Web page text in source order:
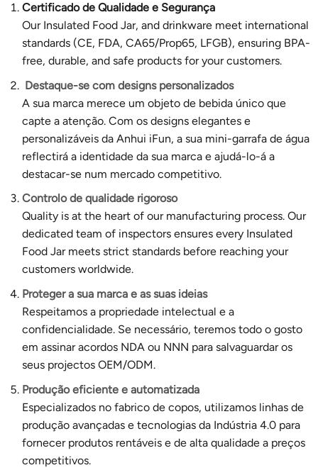
Certificado de Qualidade e Segurança
Our Insulated Food Jar, and drinkware meet international
standards (CE, FDA, CA65/Prop65, LFGB), ensuring BPA-
free, durable, and safe products for your customers.
Destaque-se com designs personalizados
A sua marca merece um objeto de bebida único que
capte a atenção. Com os designs elegantes e
personalizáveis da Anhui iFun, a sua mini-garrafa de água
reflectirá a identidade da sua marca e ajudá-lo-á a
destacar-se num mercado competitivo.
Controlo de qualidade rigoroso
Quality is at the heart of our manufacturing process. Our
dedicated team of inspectors ensures every Insulated
Food Jar meets strict standards before reaching your
customers worldwide.
Proteger a sua marca e as suas ideias
Respeitamos a propriedade intelectual e a
confidencialidade. Se necessário, teremos todo o gosto
em assinar acordos NDA ou NNN para salvaguardar os
seus projectos OEM/ODM.
Produção eficiente e automatizada
Especializados no fabrico de copos, utilizamos linhas de
produção avançadas e tecnologias da Indústria 4.0 para
fornecer produtos rentáveis e de alta qualidade a preços
competitivos.